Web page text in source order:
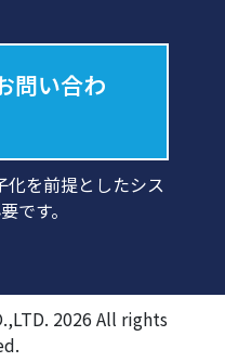
問い合わ
を前提としたシス
です。
2026 All rights